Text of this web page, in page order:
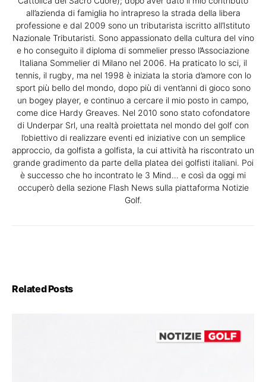
all’azienda di famiglia ho intrapreso la strada della libera
professione e dal 2009 sono un tributarista iscritto all’Istituto
Nazionale Tributaristi. Sono appassionato della cultura del vino
e ho conseguito il diploma di sommelier presso l’Associazione
Italiana Sommelier di Milano nel 2006. Ha praticato lo sci, il
tennis, il rugby, ma nel 1998 è iniziata la storia d’amore con lo
sport più bello del mondo, dopo più di vent’anni di gioco sono
un bogey player, e continuo a cercare il mio posto in campo,
come dice Hardy Greaves. Nel 2010 sono stato cofondatore
di Underpar Srl, una realtà proiettata nel mondo del golf con
l’obiettivo di realizzare eventi ed iniziative con un semplice
approccio, da golfista a golfista, la cui attività ha riscontrato un
grande gradimento da parte della platea dei golfisti italiani. Poi
è successo che ho incontrato le 3 Mind… e così da oggi mi
occuperò della sezione Flash News sulla piattaforma Notizie
Golf.
Related Posts